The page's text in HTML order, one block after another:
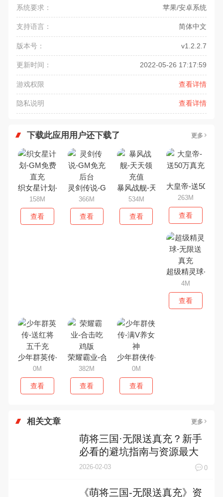
系统要求： 苹果/安卓系统
支持语言： 简体中文
版本号： v1.2.2.7
更新时间： 2022-05-26 17:17:59
游戏权限 查看详情
隐私说明 查看详情
下载此应用用户还下载了 更多
织女星计划-GM免费直充
158M
查看
灵剑传说-GM免充后台
366M
查看
暴风战舰-天天领充值
534M
查看
大皇帝-送50万
263M
查看
超级精灵球-无
4M
查看
少年群英传-送红将五千充
0M
查看
荣耀霸业-合击吃鸡版
382M
查看
少年群侠传-满V养女神
0M
查看
相关文章 更多
萌将三国·无限送真充？新手
必看的避坑指南与资源最大
化攻略
2026-02-03 0
《萌将三国-无限送真充》资